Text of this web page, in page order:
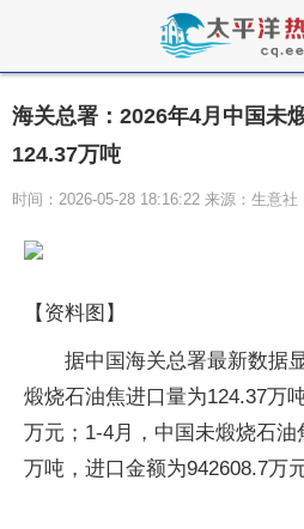
海关总署：2026年4月中国未
124.37万吨
时间：2026-05-28 18:16:22 来源：生意社
【资料图】
据中国海关总署最新数据
煅烧石油焦进口量为124.37万
万元；1-4月，中国未煅烧石
万吨，进口金额为942608.7万元